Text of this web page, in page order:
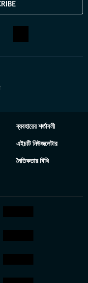
ব্যবহারের শর্তাবলী
এইচটি নিউজলেটার
নৈতিকতার বিধি